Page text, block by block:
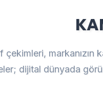
markanızın
dijital dünyada